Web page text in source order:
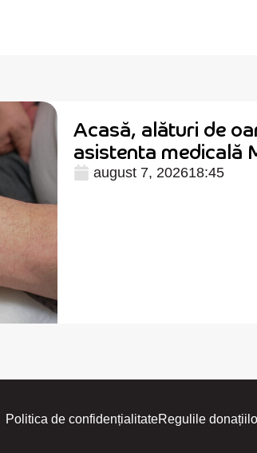
Acasă, alături de
asistenta medicală
august 7, 202618:45
Politica de confidențialitateRegulile